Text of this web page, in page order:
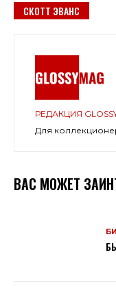
СКОТТ ЭВАНС
РЕДАКЦИЯ
Для
ВАС МОЖЕТ